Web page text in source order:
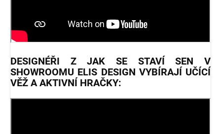
DESIGNÉŘI Z JAK SE STAVÍ SEN V
SHOWROOMU ELIS DESIGN VYBÍRAJÍ UČÍCÍ
VĚŽ A AKTIVNÍ HRAČKY: